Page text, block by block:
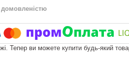
домовленістю
Тепер ви можете купити будь-який